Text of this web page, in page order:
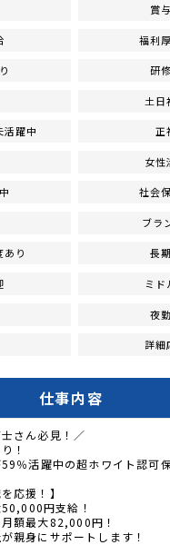
賞
福利
研
土日
活躍中 正
女性
社会
ブラ
り 長
ミド
夜
詳細
仕事内容
さん必見！／
！
％活躍中の超ホワイト認可
応援！】
円支給！
額最大82,000円！
親身にサポートします！